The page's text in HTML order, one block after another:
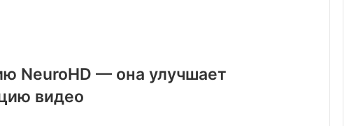
NeuroHD — она улучшает
видео